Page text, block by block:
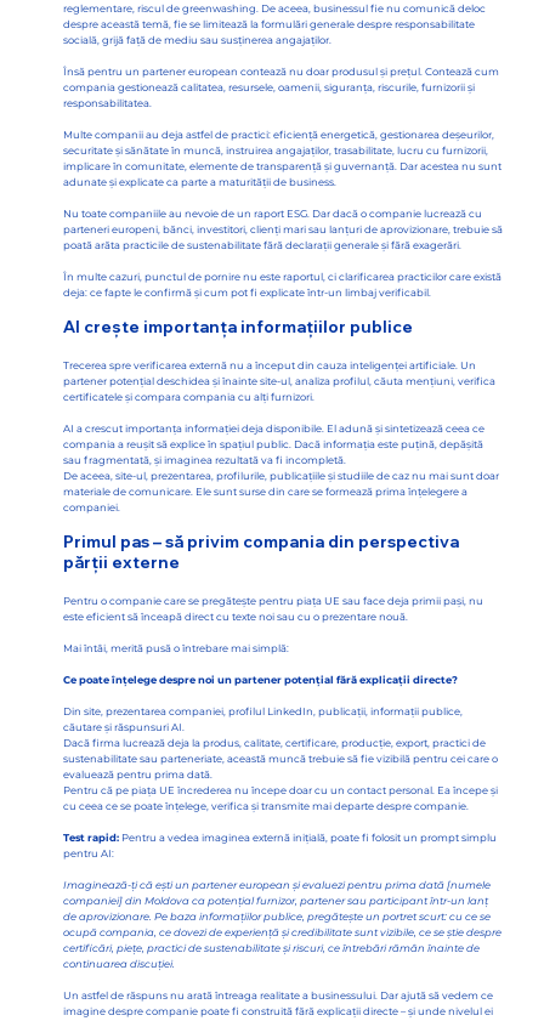
reglementare, riscul de greenwashing. De aceea, businessul fie nu comunică deloc
despre această temă, fie se limitează la formulări generale despre responsabilitate
socială, grijă față de mediu sau susținerea angajaților.
Însă pentru un partener european contează nu doar produsul și prețul. Contează cum
compania gestionează calitatea, resursele, oamenii, siguranța, riscurile, furnizorii și
responsabilitatea.
Multe companii au deja astfel de practici: eficiență energetică, gestionarea deșeurilor,
securitate și sănătate în muncă, instruirea angajaților, trasabilitate, lucru cu furnizorii,
implicare în comunitate, elemente de transparență și guvernanță. Dar acestea nu sunt
adunate și explicate ca parte a maturității de business.
Nu toate companiile au nevoie de un raport ESG. Dar dacă o companie lucrează cu
parteneri europeni, bănci, investitori, clienți mari sau lanțuri de aprovizionare, trebuie să
poată arăta practicile de sustenabilitate fără declarații generale și fără exagerări.
În multe cazuri, punctul de pornire nu este raportul, ci clarificarea practicilor care există
deja: ce fapte le confirmă și cum pot fi explicate într-un limbaj verificabil.
AI crește importanța informațiilor publice
Trecerea spre verificarea externă nu a început din cauza inteligenței artificiale. Un
partener potențial deschidea și înainte site-ul, analiza profilul, căuta mențiuni, verifica
certificatele și compara compania cu alți furnizori.
AI a crescut importanța informației deja disponibile. El adună și sintetizează ceea ce
compania a reușit să explice în spațiul public. Dacă informația este puțină, depășită
sau fragmentată, și imaginea rezultată va fi incompletă.
De aceea, site-ul, prezentarea, profilurile, publicațiile și studiile de caz nu mai sunt doar
materiale de comunicare. Ele sunt surse din care se formează prima înțelegere a
companiei.
Primul pas – să privim compania din perspectiva
părții externe
Pentru o companie care se pregătește pentru piața UE sau face deja primii pași, nu
este eficient să înceapă direct cu texte noi sau cu o prezentare nouă.
Mai întâi, merită pusă o întrebare mai simplă:
Ce poate înțelege despre noi un partener potențial fără explicații directe?
Din site, prezentarea companiei, profilul LinkedIn, publicații, informații publice,
căutare și răspunsuri AI.
Dacă firma lucrează deja la produs, calitate, certificare, producție, export, practici de
sustenabilitate sau parteneriate, această muncă trebuie să fie vizibilă pentru cei care o
evaluează pentru prima dată.
Pentru că pe piața UE încrederea nu începe doar cu un contact personal. Ea începe și
cu ceea ce se poate înțelege, verifica și transmite mai departe despre companie.
Test rapid:Pentru a vedea imaginea externă inițială, poate fi folosit un prompt simplu
pentru AI:
Imaginează-ți că ești un partener european și evaluezi pentru prima dată [numele
companiei] din Moldova ca potențial furnizor, partener sau participant într-un lanț
de aprovizionare. Pe baza informațiilor publice, pregătește un portret scurt: cu ce se
ocupă compania, ce dovezi de experiență și credibilitate sunt vizibile, ce se știe despre
certificări, piețe, practici de sustenabilitate și riscuri, ce întrebări rămân înainte de
continuarea discuției.
Un astfel de răspuns nu arată întreaga realitate a businessului. Dar ajută să vedem ce
imagine despre companie poate fi construită fără explicații directe – și unde nivelul ei